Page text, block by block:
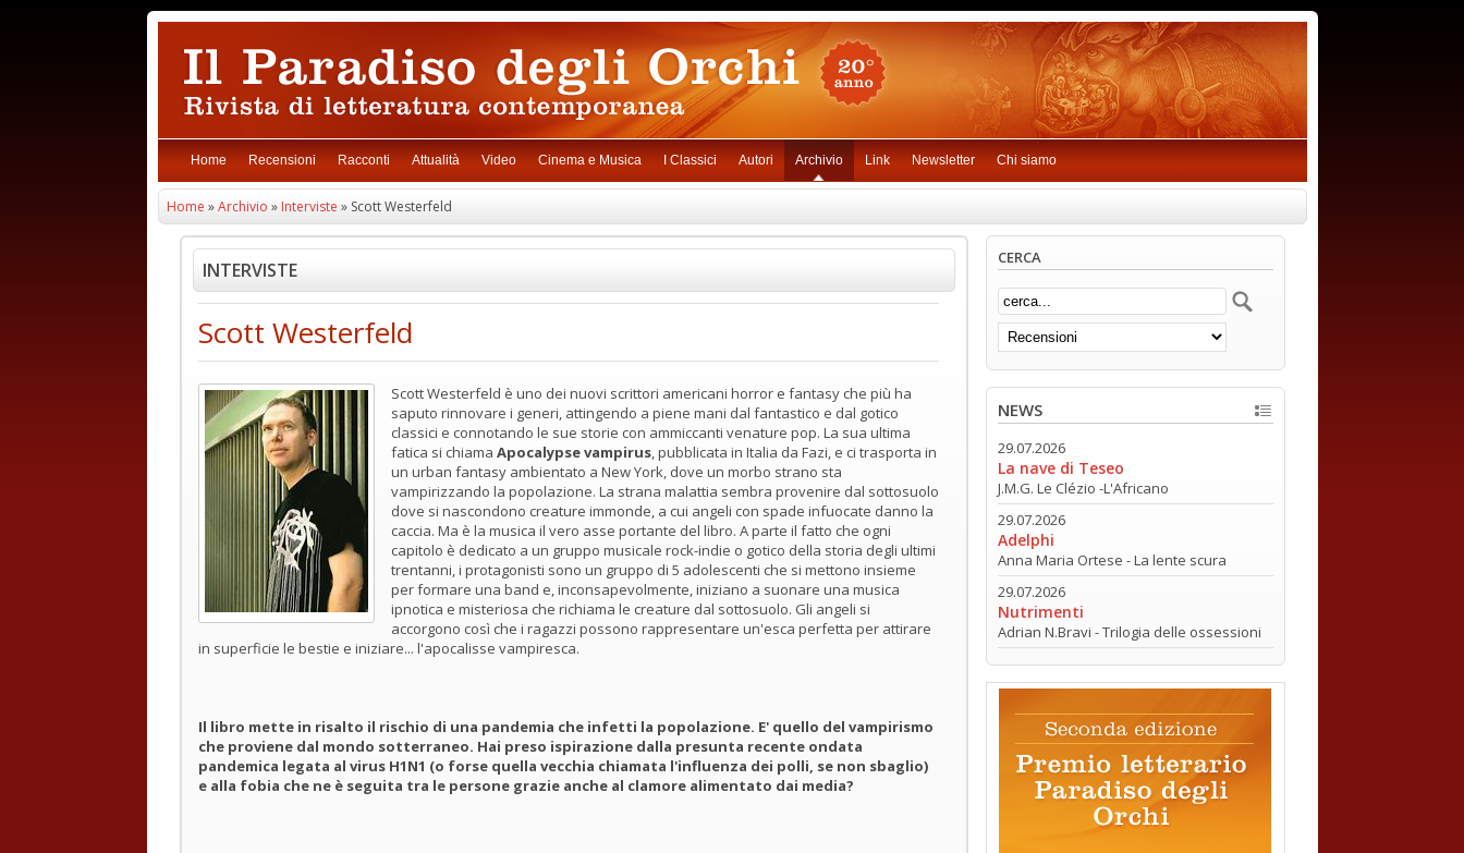
Home Recensioni Racconti Attualità Video Cinema e Musica I Classici Autori Archivio Link Newsletter Chi siamo
Home »Archivio »Interviste » Scott Westerfeld
INTERVISTE
Scott Westerfeld
Scott Westerfeld è uno dei nuovi scrittori americani horror e fantasy che più ha
saputo rinnovare i generi, attingendo a piene mani dal fantastico e dal gotico
classici e connotando le sue storie con ammiccanti venature pop. La sua ultima
fatica si chiama Apocalypse vampirus, pubblicata in Italia da Fazi, e ci trasporta in
un urban fantasy ambientato a New York, dove un morbo strano sta
vampirizzando la popolazione. La strana malattia sembra provenire dal sottosuolo
dove si nascondono creature immonde, a cui angeli con spade infuocate danno la
caccia. Ma è la musica il vero asse portante del libro. A parte il fatto che ogni
capitolo è dedicato a un gruppo musicale rock-indie o gotico della storia degli ultimi
trentanni, i protagonisti sono un gruppo di 5 adolescenti che si mettono insieme
per formare una band e, inconsapevolmente, iniziano a suonare una musica
ipnotica e misteriosa che richiama le creature dal sottosuolo. Gli angeli si
accorgono così che i ragazzi possono rappresentare un'esca perfetta per attirare
in superficie le bestie e iniziare... l'apocalisse vampiresca.
Il libro mette in risalto il rischio di una pandemia che infetti la popolazione. E' quello del vampirismo
che proviene dal mondo sotterraneo. Hai preso ispirazione dalla presunta recente ondata
pandemica legata al virus H1N1 (o forse quella vecchia chiamata l'influenza dei polli, se non sbaglio)
e alla fobia che ne è seguita tra le persone grazie anche al clamore alimentato dai media?
CERCA
NEWS
29.07.2026
La nave di Teseo
J.M.G. Le Clézio -L'Africano
29.07.2026
Adelphi
Anna Maria Ortese - La lente scura
29.07.2026
Nutrimenti
Adrian N.Bravi - Trilogia delle ossessioni